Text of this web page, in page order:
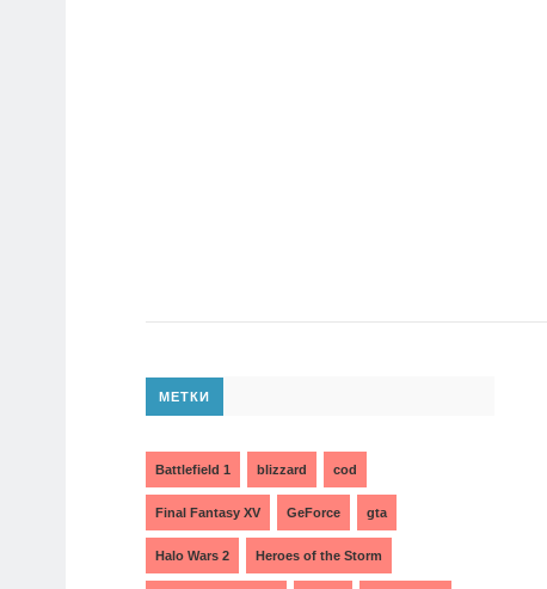
МЕТКИ
Battlefield 1 blizzard cod
Final Fantasy XV GeForce gta
Halo Wars 2 Heroes of the Storm